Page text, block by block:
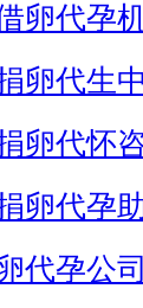
卵代孕
卵代生
卵代怀
卵代孕
代孕公司